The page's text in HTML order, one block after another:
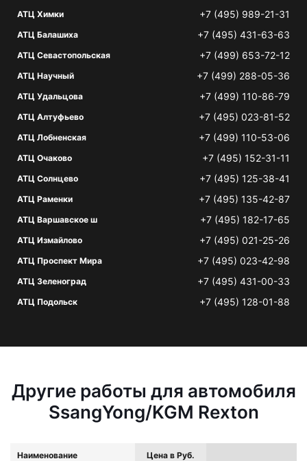
АТЦ Химки +7 (495) 989-21-31
АТЦ Балашиха +7 (495) 431-63-63
АТЦ Севастопольская +7 (499) 653-72-12
АТЦ Научный +7 (499) 288-05-36
АТЦ Удальцова +7 (499) 110-86-79
АТЦ Алтуфьево +7 (495) 023-81-52
АТЦ Лобненская +7 (499) 110-53-06
АТЦ Очаково +7 (495) 152-31-11
АТЦ Солнцево +7 (495) 125-38-41
АТЦ Раменки +7 (495) 135-42-87
АТЦ Варшавское ш +7 (495) 182-17-65
АТЦ Измайлово +7 (495) 021-25-26
АТЦ Проспект Мира +7 (495) 023-42-98
АТЦ Зеленоград +7 (495) 431-00-33
АТЦ Подольск +7 (495) 128-01-88
Другие работы для автомобиля
SsangYong/KGM Rexton
Наименование Цена в Руб.